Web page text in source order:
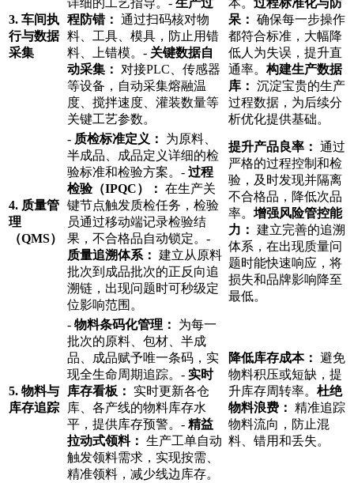
3. 车间执
行与数据
采集
详细的工艺指导。- 生产过
程防错： 通过扫码核对物
料、工具、模具，防止用错
料、上错模。- 关键数据自
动采集：
对接PLC、传感器
等设备，自动采集熔融温
度、搅拌速度、灌装数量等
关键工艺参数。
本。 过程标准化与防
呆： 确保每一步操作
都符合标准，大幅降
低人为失误，提升直
通率。构建生产数据
库： 沉淀宝贵的生产
过程数据，为后续分
析优化提供基础。
4. 质量管
理
（QMS）
- 质检标准定义：
为原料、
半成品、成品定义详细的检
验标准和检验方案。- 过程
检验（IPQC）： 在生产关
键节点触发质检任务，检验
员通过移动端记录检验结
果，不合格品自动锁定。-
质量追溯体系： 建立从原料
批次到成品批次的正反向追
溯链，出现问题时可秒级定
位影响范围。
提升产品良率： 通过
严格的过程控制和检
验，及时发现并隔离
不合格品，降低次品
率。 增强风险管控能
力： 建立完善的追溯
体系，在出现质量问
题时能快速响应，将
损失和品牌影响降至
最低。
5. 物料与
库存追踪
- 物料条码化管理：
为每一
批次的原料、包材、半成
品、成品赋予唯一条码，实
现全生命周期追踪。- 实时
库存看板：
实时更新各仓
库、各产线的物料库存水
平，提供库存预警。- 精益
拉动式领料： 生产工单自动
触发领料需求，实现按需、
精准领料，减少线边库存。
降低库存成本： 避免
物料积压或短缺，提
升库存周转率。 杜绝
物料浪费： 精准追踪
物料流向，防止混
料、错用和丢失。